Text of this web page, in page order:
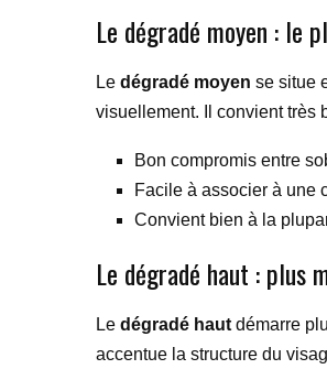
Le dégradé moyen : le
Le dégradé moyen se situe
visuellement. Il convient très
Bon compromis entre
Facile à associer à une
Convient bien à la
Le dégradé haut : plus
Le dégradé haut démarre
accentue la structure du